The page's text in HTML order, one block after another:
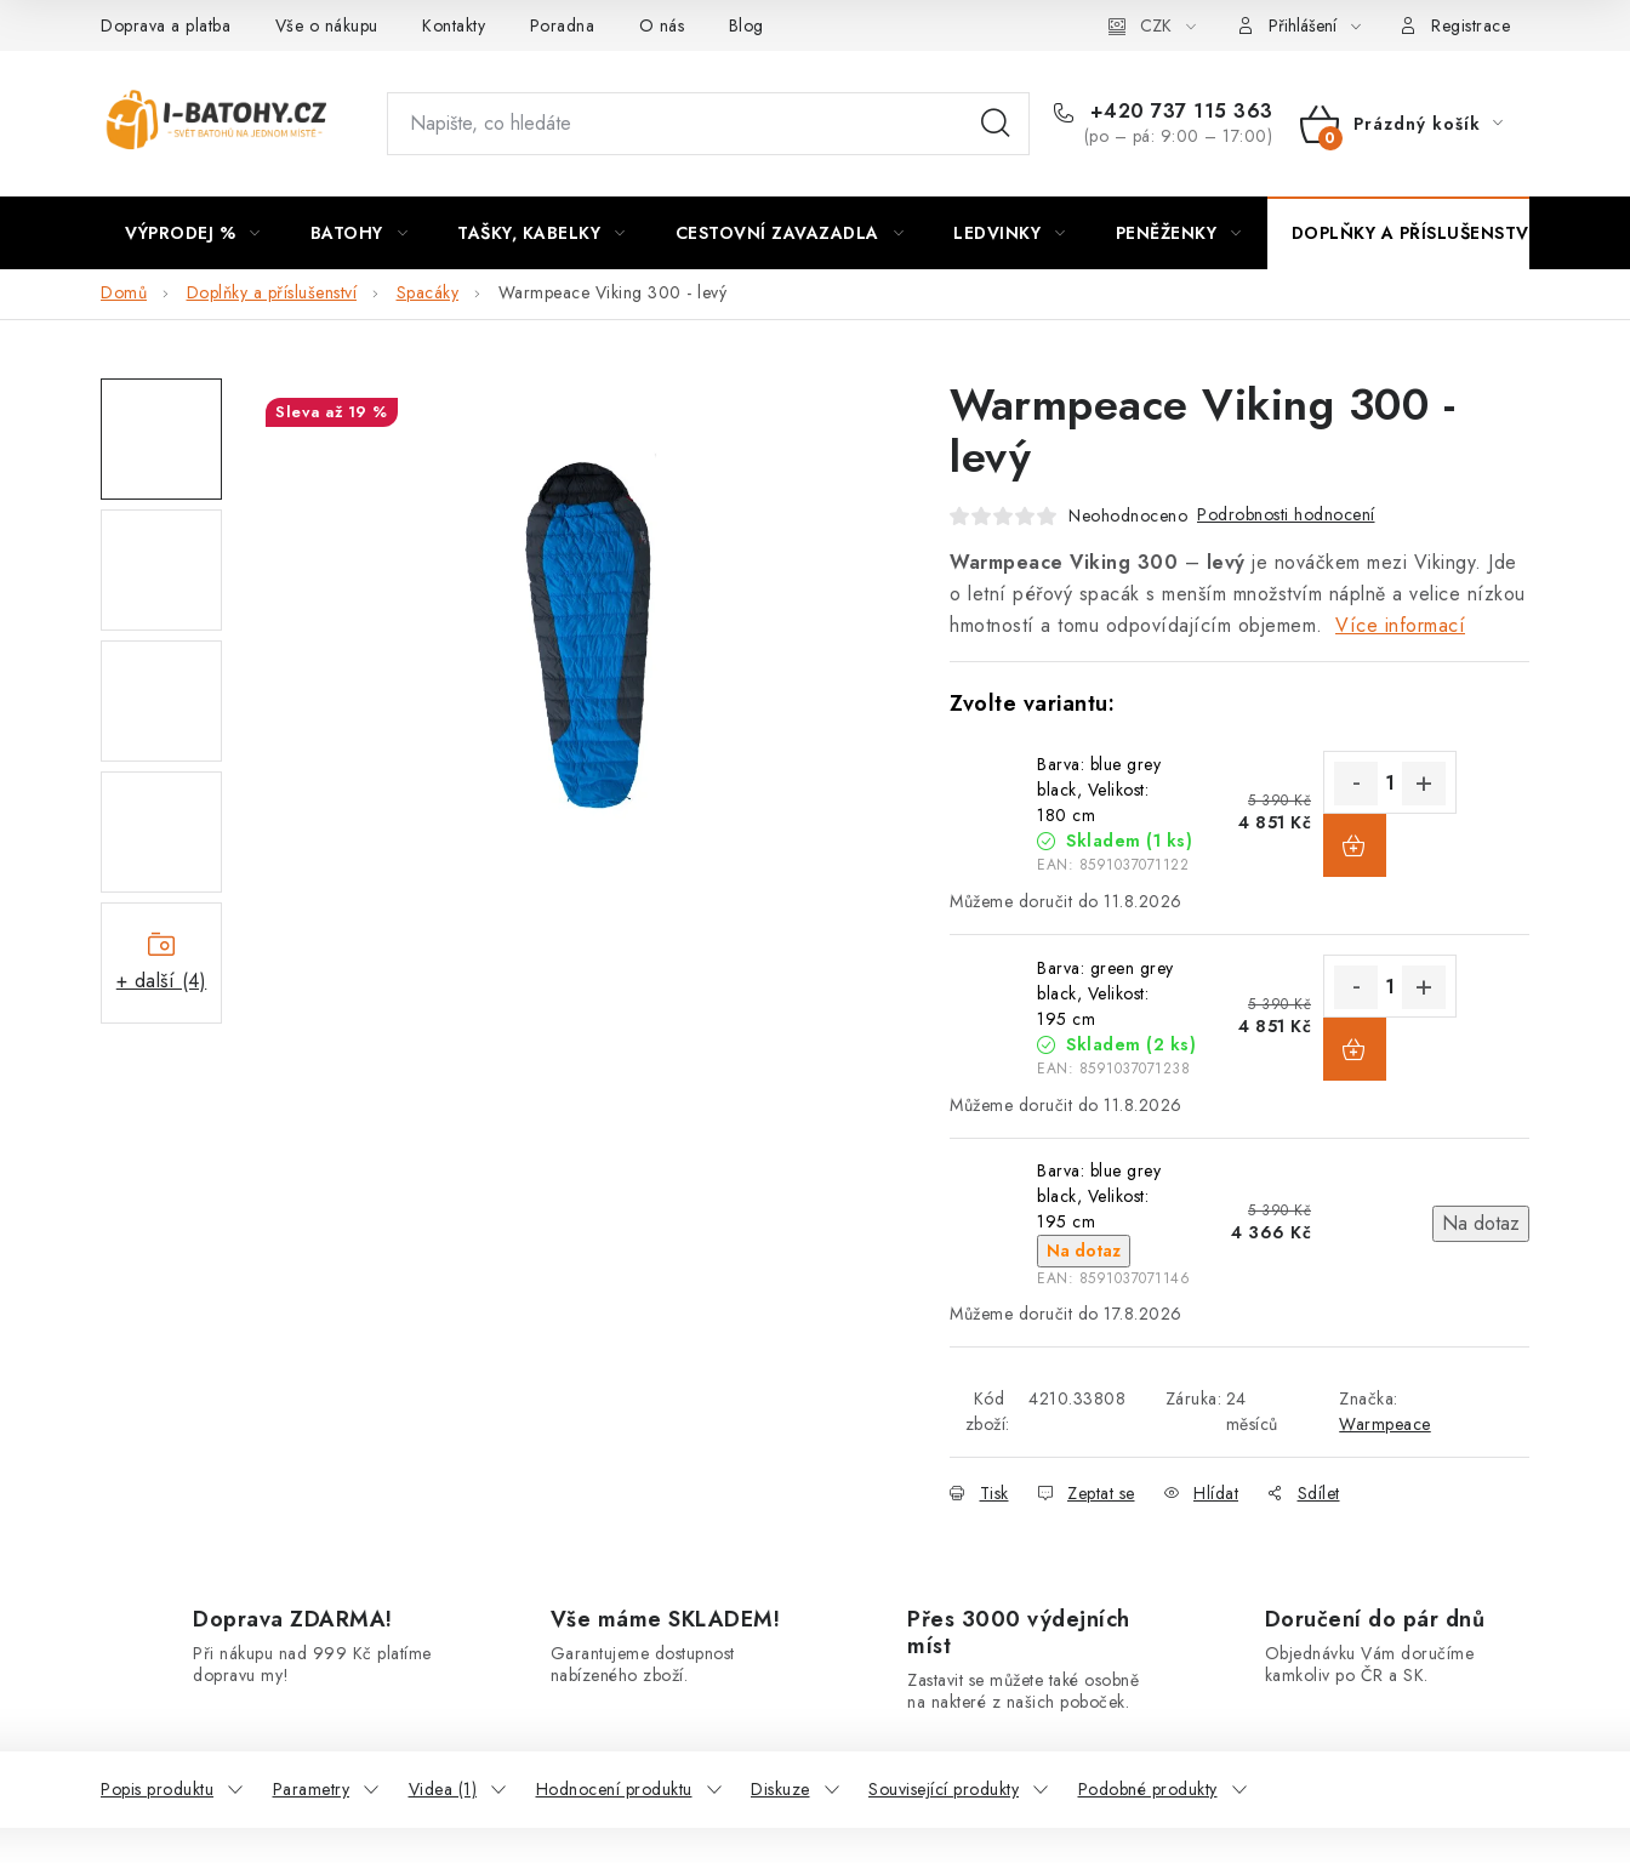
Doprava a platba Vše o nákupu Kontakty Poradna O nás Blog CZK Přihlášení Registrace
+420 737 115 363
(po – pá: 9:00 – 17:00)
NÁKUPNÍ
Prázdný košík
VÝPRODEJ % BATOHY TAŠKY, KABELKY CESTOVNÍ ZAVAZADLA LEDVINKY PENĚŽENKY DOPLŇKY A PŘÍSLUŠENSTVÍ
Domů Doplňky a příslušenství Spacáky Warmpeace Viking 300 - levý
+ další (4)
Warmpeace Viking 300 -
levý
Neohodnoceno Podrobnosti hodnocení
Warmpeace Viking 300 – levý je nováčkem mezi Vikingy. Jde
o letní péřový spacák s menším množstvím náplně a velice nízkou
hmotností a tomu odpovídajícím objemem. Více informací
Barva: blue grey
black, Velikost:
180 cm
Skladem (1 ks)
EAN: 8591037071122
5 390 Kč
4 851 Kč
11.8.2026
Barva: green grey
black, Velikost:
195 cm
Skladem (2 ks)
EAN: 8591037071238
5 390 Kč
4 851 Kč
11.8.2026
Barva: blue grey
black, Velikost:
195 cm
Na dotaz
EAN: 8591037071146
5 390 Kč
4 366 Kč Na dotaz
17.8.2026
Kód
zboží:
4210.33808 Záruka: 24
měsíců
Značka:
Warmpeace
Tisk Zeptat se Hlídat Sdílet
až 19 %
Doprava ZDARMA!
Při nákupu nad 999 Kč platíme
dopravu my!
Vše máme SKLADEM!
Garantujeme dostupnost
nabízeného zboží.
Přes 3000 výdejních
míst
Zastavit se můžete také osobně
na nakteré z našich poboček.
Doručení do pár dnů
Objednávku Vám doručíme
kamkoliv po ČR a SK.
Popis produktu Parametry Videa (1) Hodnocení produktu Diskuze Související produkty Podobné produkty